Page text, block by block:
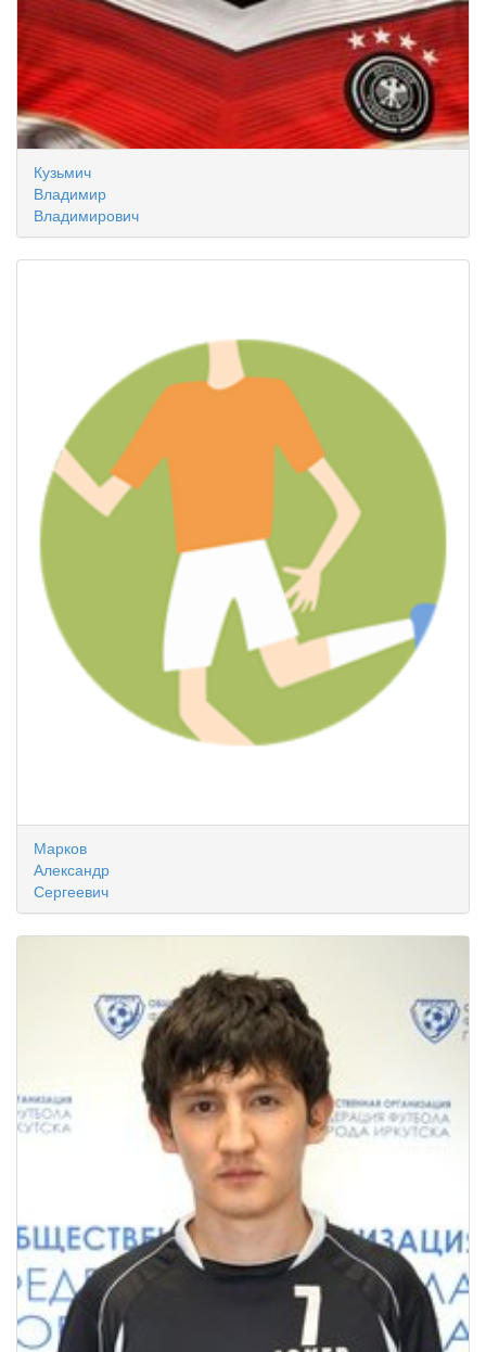
Кузьмич
Владимир
Владимирович
Марков
Александр
Сергеевич